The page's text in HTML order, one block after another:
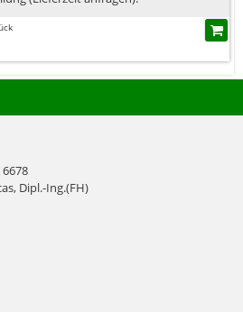
Dipl.-Ing.(FH)